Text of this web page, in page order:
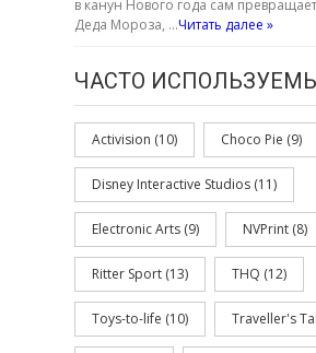
в канун Нового года сам
Деда Мороза, …Читать далее »
ЧАСТО
Activision (10) Choco Pie (9)
Disney Interactive Studios (11)
Electronic Arts (9) NVPrint (8)
Ritter Sport (13) THQ (12)
Toys-to-life (10) Traveller's